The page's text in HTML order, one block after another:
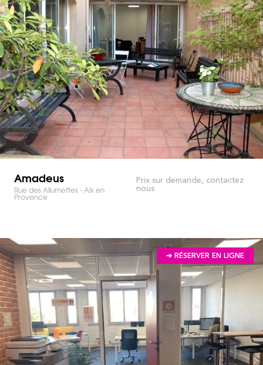
Amadeus
Rue des Allumettes - Aix en
Provence
Prix sur demande, contactez
nous
➔ RÉSERVER EN LIGNE